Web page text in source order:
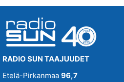
SUN Uutiset
SUN Viihteelle -toivekonsertti
Tampereenkiäliset uutiset
RADIO SUN TAAJUUDET
Etelä-Pirkanmaa 96,7